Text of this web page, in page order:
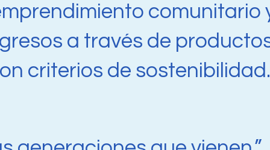
comunitario
a través de
criterios de sostenibilidad.